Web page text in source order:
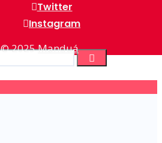
Twitter
Instagram
© 2025Manduá